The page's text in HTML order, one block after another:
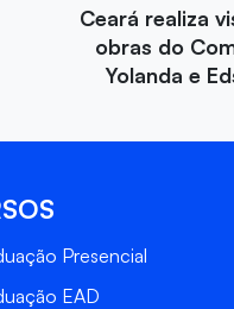
Ceará realiza
obras do
Yolanda e
Presencial
EAD